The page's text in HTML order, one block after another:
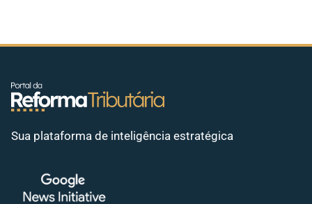
Sua plataforma de inteligência estratégica